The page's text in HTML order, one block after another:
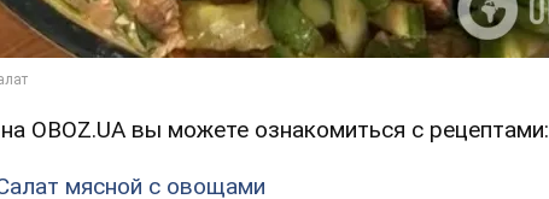
OBOZ.UA вы можете ознакомиться с рецептами:
мясной с овощами